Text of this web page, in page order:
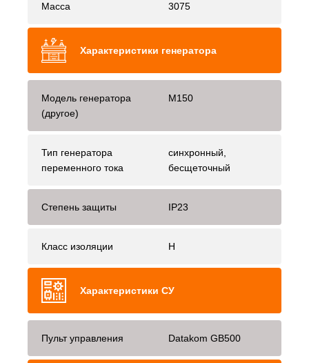
Масса 3075
Характеристики генератора
Модель генератора
(другое)
M150
Тип генератора
переменного тока
синхронный,
бесщеточный
Степень защиты IP23
Класс изоляции H
Характеристики СУ
Пульт управления Datakom GB500